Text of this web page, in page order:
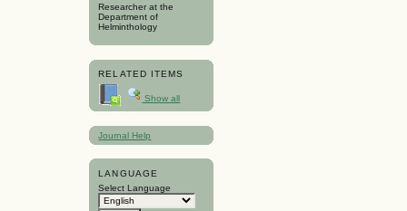
Researcher at the
Department of
Helminthology
RELATED ITEMS
Show all
Journal Help
LANGUAGE
Select Language